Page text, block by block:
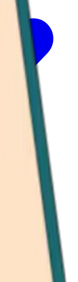
Vender Ripple
Ver todo